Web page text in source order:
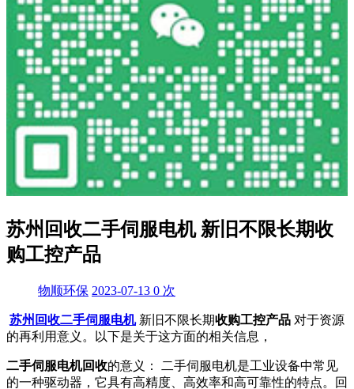
苏州回收二手伺服电机 新旧不限长期收
购工控产品
物顺环保 2023-07-13 0 次
苏州回收二手伺服电机新旧不限长期收购工控产品 对于资源
的再利用意义。以下是关于这方面的相关信息，
二手伺服电机回收的意义： 二手伺服电机是工业设备中常见
的一种驱动器，它具有高精度、高效率和高可靠性的特点。回